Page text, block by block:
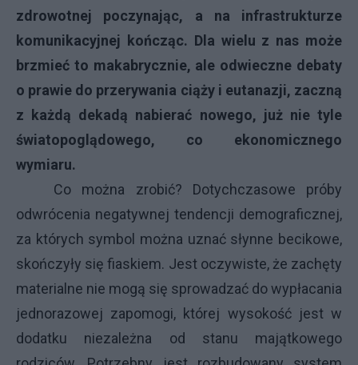
zdrowotnej poczynając, a na infrastrukturze
komunikacyjnej kończąc. Dla wielu z nas może
brzmieć to makabrycznie, ale odwieczne debaty
o prawie do przerywania ciąży i eutanazji, zaczną
z każdą dekadą nabierać nowego, już nie tyle
światopoglądowego, co ekonomicznego
wymiaru.
Co można zrobić? Dotychczasowe próby
odwrócenia negatywnej tendencji demograficznej,
za których symbol można uznać słynne becikowe,
skończyły się fiaskiem. Jest oczywiste, że zachęty
materialne nie mogą się sprowadzać do wypłacania
jednorazowej zapomogi, której wysokość jest w
dodatku niezależna od stanu majątkowego